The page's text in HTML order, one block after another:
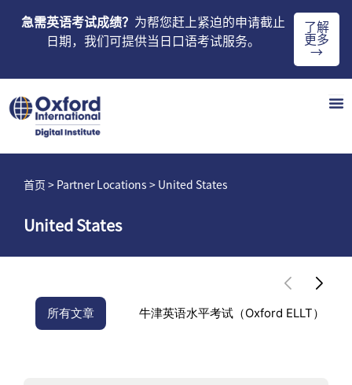
急需英语考试成绩？ 为帮您赶上紧迫的申请截止
日期，我们可提供当日口语考试服务。
了解
更多
→
首页 > Partner Locations > United States
United States
所有文章 牛津英语水平考试（Oxford ELLT）